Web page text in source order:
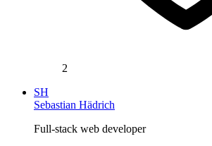
2
SH
Sebastian Hädrich
Full-stack web developer